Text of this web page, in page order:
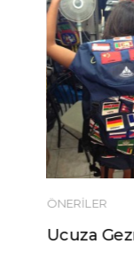
ÖNERILER
Ucuza